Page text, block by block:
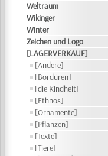
Weltraum
Wikinger
Winter
Zeichen und Logo
[LAGERVERKAUF]
[Andere]
[Bordüren]
[die Kindheit]
[Ethnos]
[Ornamente]
[Pflanzen]
[Texte]
[Tiere]